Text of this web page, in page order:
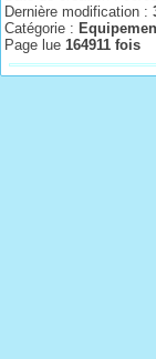
Dernière modification :
Catégorie :
Page lue164911 fois